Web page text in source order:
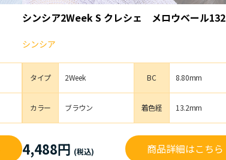
シンシア2Week S クレシェ メロウベール132
シンシア
タイプ 2Week BC 8.80mm
カラー ブラウン 着色経 13.2mm
4,488円 商品詳細はこちら